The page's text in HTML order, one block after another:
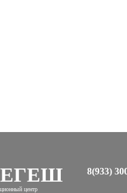
центр
8(933)